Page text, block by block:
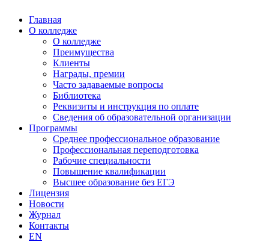
Главная
О колледже
О колледже
Преимущества
Клиенты
Награды, премии
Часто задаваемые вопросы
Библиотека
Реквизиты и инструкция по оплате
Сведения об образовательной организации
Программы
Среднее профессиональное образование
Профессиональная переподготовка
Рабочие специальности
Повышение квалификации
Высшее образование без ЕГЭ
Лицензия
Новости
Журнал
Контакты
EN